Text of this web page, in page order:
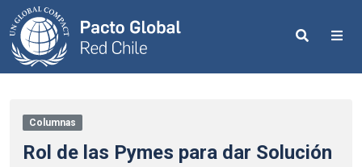
Search
Columnas
Rol de las Pymes para dar Solución